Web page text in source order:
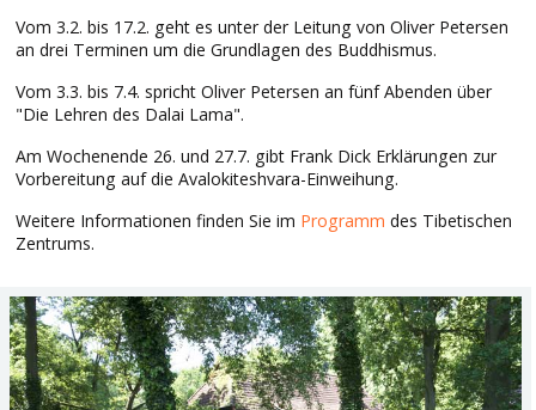
Vom 3.2. bis 17.2. geht es unter der Leitung von Oliver Petersen
an drei Terminen um die Grundlagen des Buddhismus.
Vom 3.3. bis 7.4. spricht Oliver Petersen an fünf Abenden über
"Die Lehren des Dalai Lama".
Am Wochenende 26. und 27.7. gibt Frank Dick Erklärungen zur
Vorbereitung auf die Avalokiteshvara-Einweihung.
Weitere Informationen finden Sie im Programm des Tibetischen
Zentrums.